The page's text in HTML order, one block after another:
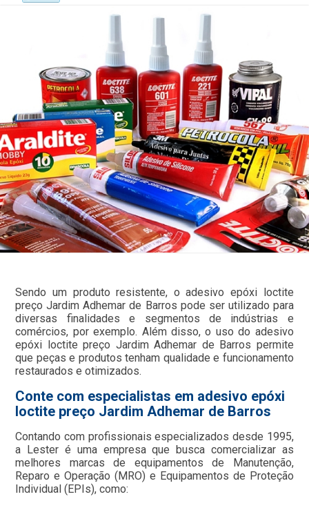
Sendo um produto resistente, o adesivo epóxi loctite
preço Jardim Adhemar de Barros pode ser utilizado para
diversas finalidades e segmentos de indústrias e
comércios, por exemplo. Além disso, o uso do adesivo
epóxi loctite preço Jardim Adhemar de Barros permite
que peças e produtos tenham qualidade e funcionamento
restaurados e otimizados.
Conte com especialistas em adesivo epóxi
loctite preço Jardim Adhemar de Barros
Contando com profissionais especializados desde 1995,
a Lester é uma empresa que busca comercializar as
melhores marcas de equipamentos de Manutenção,
Reparo e Operação (MRO) e Equipamentos de Proteção
Individual (EPIs), como: